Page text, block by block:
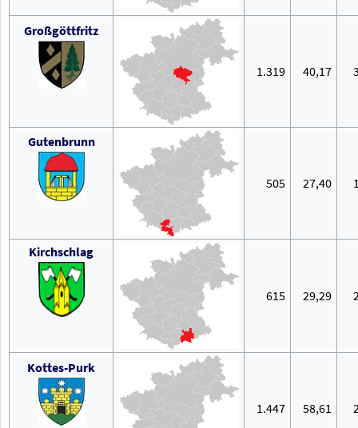
Großgöttfritz
1.319 40,17
Gutenbrunn
505 27,40
Kirchschlag
615 29,29
Kottes-Purk
1.447 58,61